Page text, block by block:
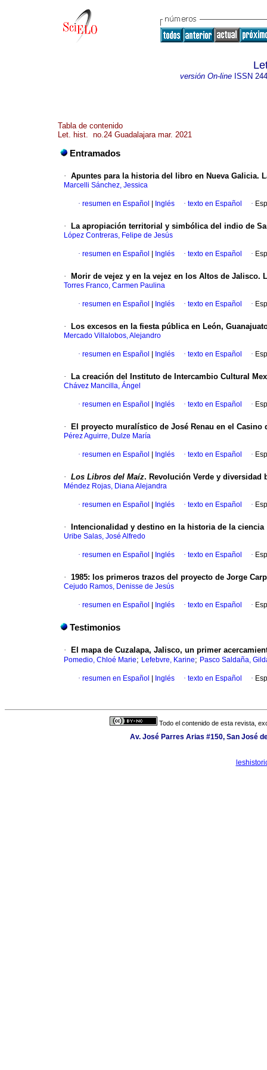
versión On-line ISSN
Tabla de contenido
Let. hist. no.24 Guadalajara mar. 2021
Entramados
· Apuntes para la historia del libro en Nueva Galicia.
Marcelli Sánchez, Jessica
· resumen en Español Inglés · texto en Español ·
· La apropiación territorial y simbólica del indio de
López Contreras, Felipe de Jesús
· resumen en Español Inglés · texto en Español ·
· Morir de vejez y en la vejez en los Altos de Jalisco.
Torres Franco, Carmen Paulina
· resumen en Español Inglés · texto en Español ·
· Los excesos en la fiesta pública en León,
Mercado Villalobos, Alejandro
· resumen en Español Inglés · texto en Español ·
· La creación del Instituto de Intercambio Cultural
Chávez Mancilla, Ángel
· resumen en Español Inglés · texto en Español ·
· El proyecto muralístico de José Renau en el Casino
Pérez Aguirre, Dulze María
· resumen en Español Inglés · texto en Español ·
· Los Libros del Maíz. Revolución Verde y diversidad
Méndez Rojas, Diana Alejandra
· resumen en Español Inglés · texto en Español ·
· Intencionalidad y destino en la historia de la ciencia
Uribe Salas, José Alfredo
· resumen en Español Inglés · texto en Español ·
· 1985: los primeros trazos del proyecto de Jorge
Cejudo Ramos, Denisse de Jesús
· resumen en Español Inglés · texto en Español ·
Testimonios
· El mapa de Cuzalapa, Jalisco, un primer
Pomedio, Chloé Marie; Lefebvre, Karine; Pasco Saldaña,
· resumen en Español Inglés · texto en Español ·
Todo el contenido de esta revista,
Av. José Parres Arias #150, San José